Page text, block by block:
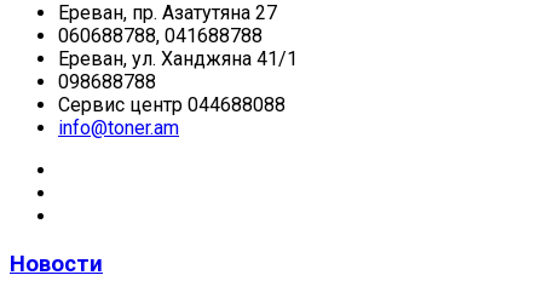
Ереван, пр. Азатутяна 27
060688788, 041688788
Ереван, ул. Ханджяна 41/1
098688788
Сервис центр 044688088
info@toner.am
Новости